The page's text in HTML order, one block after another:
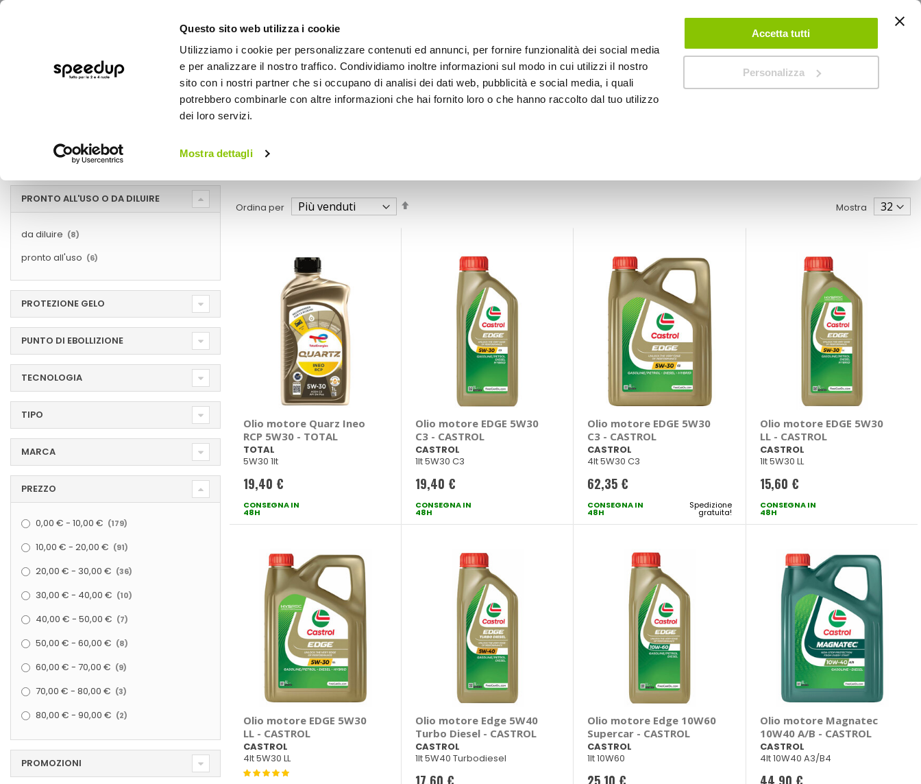
Questo sito web utilizza i cookie
Utilizziamo i cookie per personalizzare contenuti ed annunci, per fornire funzionalità dei social media
e per analizzare il nostro traffico. Condividiamo inoltre informazioni sul modo in cui utilizzi il nostro
sito con i nostri partner che si occupano di analisi dei dati web, pubblicità e social media, i quali
potrebbero combinarle con altre informazioni che hai fornito loro o che hanno raccolto dal tuo utilizzo
dei loro servizi.
Mostra dettagli
Accetta tutti
Personalizza
ACCEDI CREA UN ACCOUNT CONTATTACI
BICI OUTDOOR
Auto Manutenzione e ricambi auto
Manutenzione e ricambi auto - Auto
Ordina per Mostra
Olio motore Quarz Ineo
RCP 5W30 - TOTAL
TOTAL
5W30 1lt
19,40 €
CONSEGNA IN
48H
Olio motore EDGE 5W30
C3 - CASTROL
CASTROL
1lt 5W30 C3
19,40 €
CONSEGNA IN
48H
Olio motore EDGE 5W30
C3 - CASTROL
CASTROL
4lt 5W30 C3
62,35 €
CONSEGNA IN
48H
Spedizione
gratuita!
Olio motore EDGE 5W30
LL - CASTROL
CASTROL
1lt 5W30 LL
15,60 €
CONSEGNA IN
48H
Olio motore EDGE 5W30
LL - CASTROL
CASTROL
4lt 5W30 LL
Valutazione:
Olio motore Edge 5W40
Turbo Diesel - CASTROL
CASTROL
1lt 5W40 Turbodiesel
Olio motore Edge 10W60
Supercar - CASTROL
CASTROL
1lt 10W60
Olio motore Magnatec
10W40 A/B - CASTROL
CASTROL
4lt 10W40 A3/B4
PRONTO ALL'USO O DA DILUIRE
da diluire 8
elementi
pronto all'uso 6
elementi
PROTEZIONE GELO
PUNTO DI EBOLLIZIONE
TECNOLOGIA
TIPO
MARCA
PREZZO
0,00 € - 10,00 € 179
10,00 € - 20,00 € 91
20,00 € - 30,00 € 36
30,00 € - 40,00 € 10
40,00 € - 50,00 € 7
50,00 € - 60,00 € 8
60,00 € - 70,00 € 9
70,00 € - 80,00 € 3
80,00 € - 90,00 € 2
PROMOZIONI